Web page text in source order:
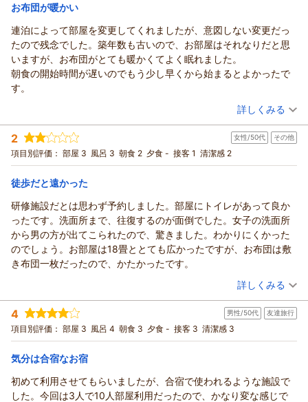
お布団が暖かい
連泊によって部屋を変更してくれましたが、意図しない変更だっ
たので残念でした。築年数も古いので、お部屋はそれなりだと思
いますが、お布団がとても暖かくてよく眠れました。
朝食の開始時間が遅いのでもう少し早くから始まるとよかったで
す。
（投稿日：2026/06/11）
宿泊時期： 2026年04月宿泊 (友達旅行)
投稿者： chihiroさん
宿泊プラン： 【うれしい朝食付き】和室18畳ひろびろ宿泊プラン☆美肌温泉
の利用可♪【駐車場無料】
和室 朝のみ
宿泊価格帯： 5,001～6,000円(大人一人あたり/税込)
詳しくみる
2 女性/50代 その他
項目別評価： 部屋 3 風呂 3 朝食 2 夕食 - 接客 1 清潔感 2
徒歩だと遠かった
研修施設だとは思わず予約しました。部屋にトイレがあって良か
ったです。洗面所まで、往復するのが面倒でした。女子の洗面所
から男の方が出てこられたので、驚きました。わかりにくかった
のでしょう。お部屋は18畳ととても広かったですが、お布団は敷
き布団一枚だったので、かたかったです。
（投稿日：2026/06/06）
宿泊時期： 2026年06月宿泊 (その他)
投稿者： ぽたちゃんさん
宿泊プラン： 【うれしい朝食付き】和室18畳ひろびろ宿泊プラン☆美肌温泉
の利用可♪【駐車場無料】
和室 朝のみ
宿泊価格帯： 5,001～6,000円(大人一人あたり/税込)
詳しくみる
4 男性/50代 友達旅行
項目別評価： 部屋 3 風呂 4 朝食 3 夕食 - 接客 3 清潔感 3
気分は合宿なお宿
初めて利用させてもらいましたが、合宿で使われるような施設で
した。今回は3人で10人部屋利用だったので、かなり変な感じで